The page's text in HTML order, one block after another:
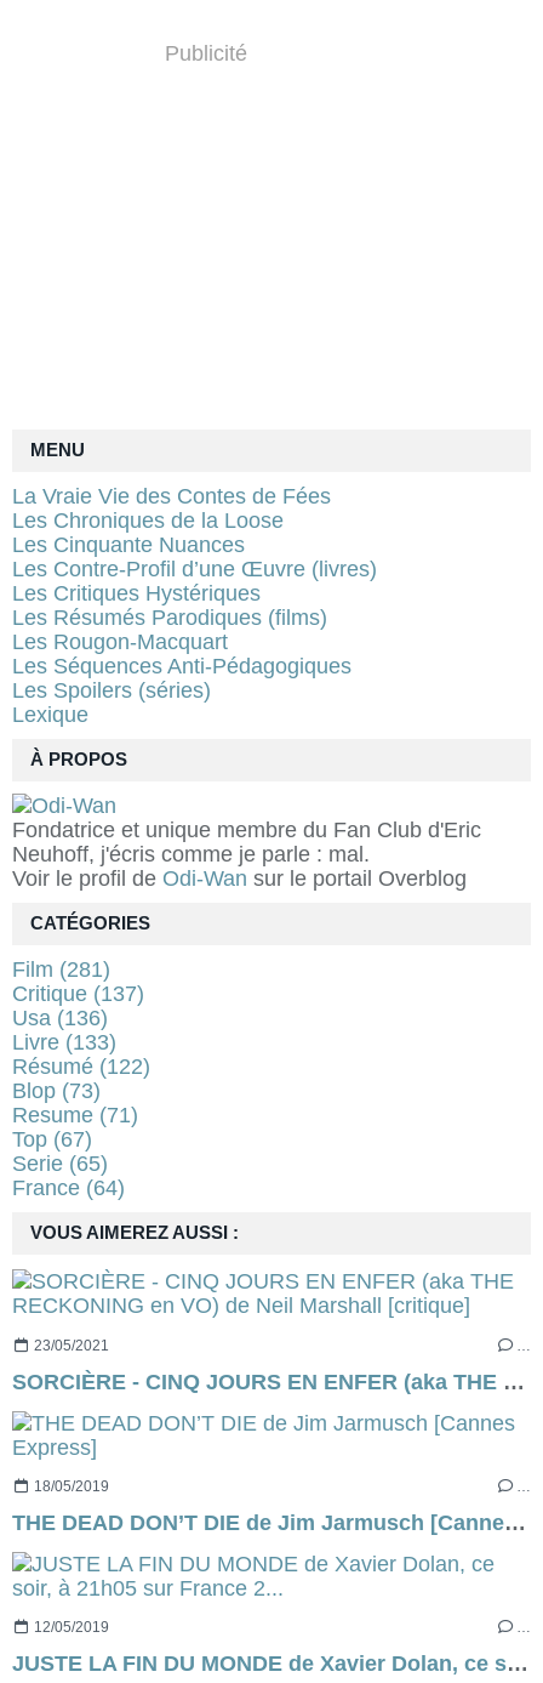
À PROPOS
Fondatrice et unique membre du Fan Club d'Eric
Neuhoff, j'écris comme je parle : mal.
Voir le profil de Odi-Wan sur le portail Overblog
Publicité
VOUS AIMEREZ AUSSI :
23/05/2021
SORCIÈRE - CINQ JOURS EN ENFER (aka THE RECKONING en VO) de Neil Marshall [critique]
18/05/2019 …
THE DEAD DON’T DIE de Jim Jarmusch [Cannes Express]
12/05/2019 …
JUSTE LA FIN DU MONDE de Xavier Dolan, ce soir, à 21h05 sur France 2...
MENU
La Vraie Vie des Contes de Fées
Les Chroniques de la Loose
Les Cinquante Nuances
Les Contre-Profil d’une Œuvre (livres)
Les Critiques Hystériques
Les Résumés Parodiques (films)
Les Rougon-Macquart
Les Séquences Anti-Pédagogiques
Les Spoilers (séries)
Lexique
CATÉGORIES
Film (281)
Critique (137)
Usa (136)
Livre (133)
Résumé (122)
Blop (73)
Resume (71)
Top (67)
Serie (65)
France (64)